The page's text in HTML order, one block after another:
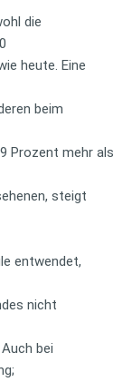
die
heute. Eine
beim
Prozent mehr als
steigt
entwendet,
nicht
bei